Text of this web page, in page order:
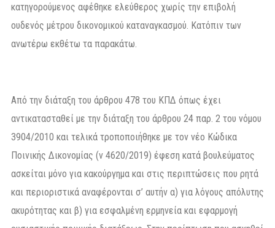
κατηγορούμενος αφέθηκε ελεύθερος χωρίς την επιβολή
ουδενός μέτρου δικονομικού καταναγκασμού. Κατόπιν των
ανωτέρω εκθέτω τα παρακάτω.
Από την διάταξη του άρθρου 478 του ΚΠΔ όπως έχει
αντικατασταθεί με την διάταξη του άρθρου 24 παρ. 2 του νόμου
3904/2010 και τελικά τροποποιήθηκε με τον νέο Κώδικα
Ποινικής Δικονομίας (ν 4620/2019) έφεση κατά βουλεύματος
ασκείται μόνο για κακούργημα και στις περιπτώσεις που ρητά
και περιοριστικά αναφέρονται σ’ αυτήν α) για λόγους απόλυτης
ακυρότητας και β) για εσφαλμένη ερμηνεία και εφαρμογή